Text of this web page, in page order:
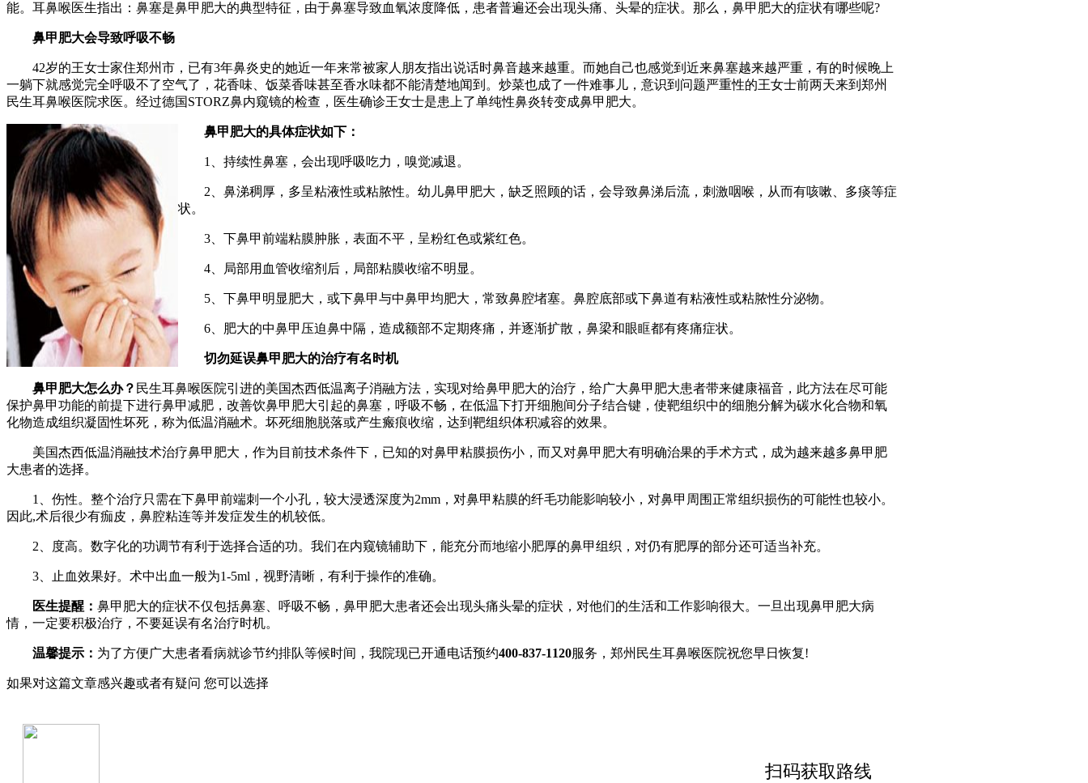
能。耳鼻喉医生指出：鼻塞是鼻甲肥大的典型特征，由于鼻塞导致血氧浓度降低，患者普遍还会出现头痛、头晕的症状。那么，鼻甲肥大的症状有哪些呢?
鼻甲肥大会导致呼吸不畅
42岁的王女士家住郑州市，已有3年鼻炎史的她近一年来常被家人朋友指出说话时鼻音越来越重。而她自己也感觉到近来鼻塞越来越严重，有的时候晚上
一躺下就感觉完全呼吸不了空气了，花香味、饭菜香味甚至香水味都不能清楚地闻到。炒菜也成了一件难事儿，意识到问题严重性的王女士前两天来到郑州
民生耳鼻喉医院求医。经过德国STORZ鼻内窥镜的检查，医生确诊王女士是患上了单纯性鼻炎转变成鼻甲肥大。
鼻甲肥大的具体症状如下：
1、持续性鼻塞，会出现呼吸吃力，嗅觉减退。
2、鼻涕稠厚，多呈粘液性或粘脓性。幼儿鼻甲肥大，缺乏照顾的话，会导致鼻涕后流，刺激咽喉，从而有咳嗽、多痰等症
状。
3、下鼻甲前端粘膜肿胀，表面不平，呈粉红色或紫红色。
4、局部用血管收缩剂后，局部粘膜收缩不明显。
5、下鼻甲明显肥大，或下鼻甲与中鼻甲均肥大，常致鼻腔堵塞。鼻腔底部或下鼻道有粘液性或粘脓性分泌物。
6、肥大的中鼻甲压迫鼻中隔，造成额部不定期疼痛，并逐渐扩散，鼻梁和眼眶都有疼痛症状。
切勿延误鼻甲肥大的治疗有名时机
鼻甲肥大怎么办？ 民生耳鼻喉医院引进的美国杰西低温离子消融方法，实现对给鼻甲肥大的治疗，给广大鼻甲肥大患者带来健康福音，此方法在尽可能
保护鼻甲功能的前提下进行鼻甲减肥，改善饮鼻甲肥大引起的鼻塞，呼吸不畅，在低温下打开细胞间分子结合键，使靶组织中的细胞分解为碳水化合物和氧
化物造成组织凝固性坏死，称为低温消融术。坏死细胞脱落或产生瘢痕收缩，达到靶组织体积减容的效果。
美国杰西低温消融技术治疗鼻甲肥大，作为目前技术条件下，已知的对鼻甲粘膜损伤小，而又对鼻甲肥大有明确治果的手术方式，成为越来越多鼻甲肥
大患者的选择。
1、伤性。整个治疗只需在下鼻甲前端刺一个小孔，较大浸透深度为2mm，对鼻甲粘膜的纤毛功能影响较小，对鼻甲周围正常组织损伤的可能性也较小。
因此,术后很少有痂皮，鼻腔粘连等并发症发生的机较低。
2、度高。数字化的功调节有利于选择合适的功。我们在内窥镜辅助下，能充分而地缩小肥厚的鼻甲组织，对仍有肥厚的部分还可适当补充。
3、止血效果好。术中出血一般为1-5ml，视野清晰，有利于操作的准确。
医生提醒： 鼻甲肥大的症状不仅包括鼻塞、呼吸不畅，鼻甲肥大患者还会出现头痛头晕的症状，对他们的生活和工作影响很大。一旦出现鼻甲肥大病
情，一定要积极治疗，不要延误有名治疗时机。
温馨提示： 为了方便广大患者看病就诊节约排队等候时间，我院现已开通电话预约400-837-1120服务，郑州民生耳鼻喉医院祝您早日恢复!
如果对这篇文章感兴趣或者有疑问 您可以选择
扫码获取路线